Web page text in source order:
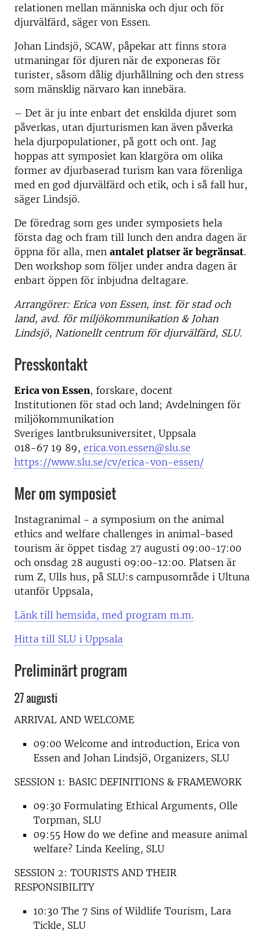
relationen mellan människa och djur och för
djurvälfärd, säger von Essen.
Johan Lindsjö, SCAW, påpekar att finns stora
utmaningar för djuren när de exponeras för
turister, såsom dålig djurhållning och den stress
som mänsklig närvaro kan innebära.
– Det är ju inte enbart det enskilda djuret som
påverkas, utan djurturismen kan även påverka
hela djurpopulationer, på gott och ont. Jag
hoppas att symposiet kan klargöra om olika
former av djurbaserad turism kan vara förenliga
med en god djurvälfärd och etik, och i så fall hur,
säger Lindsjö.
De föredrag som ges under symposiets hela
första dag och fram till lunch den andra dagen är
öppna för alla, men antalet platser är begränsat.
Den workshop som följer under andra dagen är
enbart öppen för inbjudna deltagare.
Arrangörer: Erica von Essen, inst. för stad och
land, avd. för miljökommunikation & Johan
Lindsjö, Nationellt centrum för djurvälfärd, SLU.
Presskontakt
Erica von Essen, forskare, docent
Institutionen för stad och land; Avdelningen för
miljökommunikation
Sveriges lantbruksuniversitet, Uppsala
018-67 19 89, erica.von.essen@slu.se
https://www.slu.se/cv/erica-von-essen/
Mer om symposiet
Instagranimal - a symposium on the animal
ethics and welfare challenges in animal-based
tourism är öppet tisdag 27 augusti 09:00-17:00
och onsdag 28 augusti 09:00-12:00. Platsen är
rum Z, Ulls hus, på SLU:s campusområde i Ultuna
utanför Uppsala,
Länk till hemsida, med program m.m.
Hitta till SLU i Uppsala
Preliminärt program
27 augusti
ARRIVAL AND WELCOME
09:00 Welcome and introduction, Erica von
Essen and Johan Lindsjö, Organizers, SLU
SESSION 1: BASIC DEFINITIONS & FRAMEWORK
09:30 Formulating Ethical Arguments, Olle
Torpman, SLU
09:55 How do we define and measure animal
welfare? Linda Keeling, SLU
SESSION 2: TOURISTS AND THEIR
RESPONSIBILITY
10:30 The 7 Sins of Wildlife Tourism, Lara
Tickle, SLU